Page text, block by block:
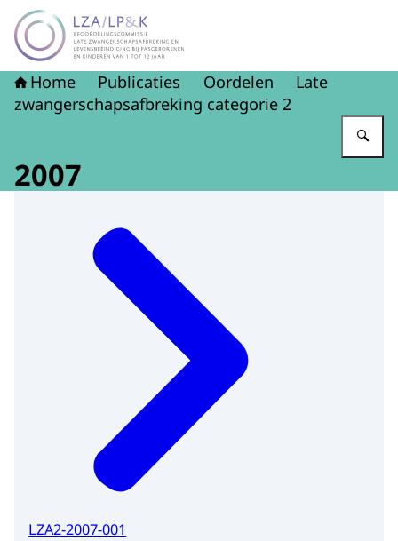
Naar de homepage van LZA-LP&K - Late
Home Publicaties Oordelen
Late
zwangerschapsafbreking categorie 2
2007
LZA2-2007-001